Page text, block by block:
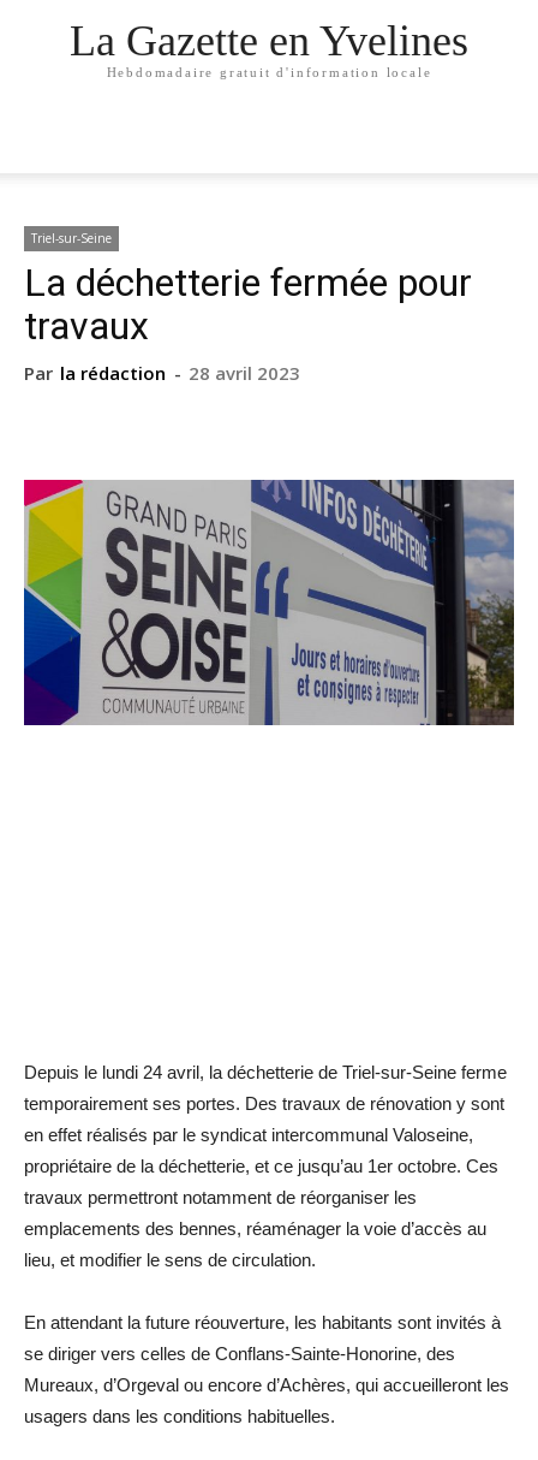
La Gazette en Yvelines
Hebdomadaire gratuit d'information locale
Triel-sur-Seine
La déchetterie fermée pour
travaux
Par la rédaction - 28 avril 2023
Depuis le lundi 24 avril, la déchetterie de Triel-sur-Seine ferme
temporairement ses portes. Des travaux de rénovation y sont
en effet réalisés par le syndicat intercommunal Valoseine,
propriétaire de la déchetterie, et ce jusqu’au 1er octobre. Ces
travaux permettront notamment de réorganiser les
emplacements des bennes, réaménager la voie d’accès au
lieu, et modifier le sens de circulation.
En attendant la future réouverture, les habitants sont invités à
se diriger vers celles de Conflans-Sainte-Honorine, des
Mureaux, d’Orgeval ou encore d’Achères, qui accueilleront les
usagers dans les conditions habituelles.